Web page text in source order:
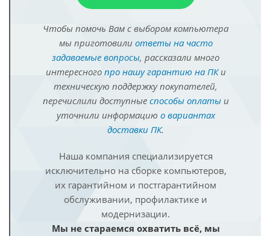
Чтобы помочь Вам с выбором компьютера
мы приготовили ответы на часто
задаваемые вопросы, рассказали много
интересного про нашу гарантию на ПКи
техническую поддержку покупателей,
перечислили доступные способы оплатыи
уточнили информацию о вариантах
доставки ПК.
Наша компания специализируется
исключительно на сборке компьютеров,
их гарантийном и постгарантийном
обслуживании, профилактике и
модернизации.
Мы не стараемся охватить всё, мы